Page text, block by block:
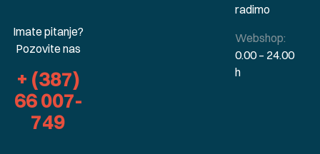
Imate pitanje?
Pozovite nas
+ (387)
66 007-
749
radimo
Webshop:
0.00 – 24.00
h